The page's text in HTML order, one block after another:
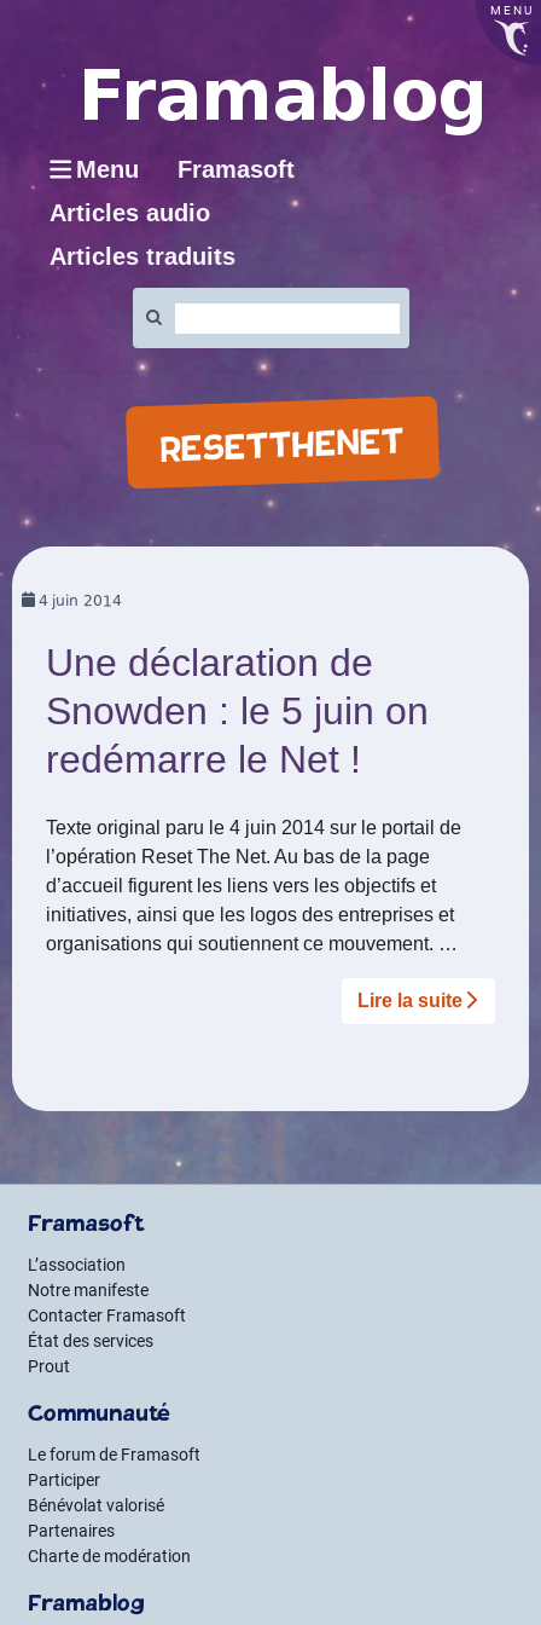
MENU
Menu
Framasoft
Articles audio
Articles traduits
:
RESETTHENET
4 juin 2014
Une déclaration de
Snowden : le 5 juin on
redémarre le Net !
Texte original paru le 4 juin 2014 sur le portail de
l’opération Reset The Net. Au bas de la page
d’accueil figurent les liens vers les objectifs et
initiatives, ainsi que les logos des entreprises et
organisations qui soutiennent ce mouvement. …
Lire la suite­­
Framasoft
L’association
Notre manifeste
Contacter Framasoft
État des services
Prout
Communauté
Le forum de Framasoft
Participer
Bénévolat valorisé
Partenaires
Charte de modération
Framablog